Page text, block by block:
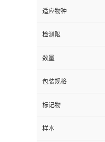
适应物种
检测限
数量
包装规格
标记物
样本